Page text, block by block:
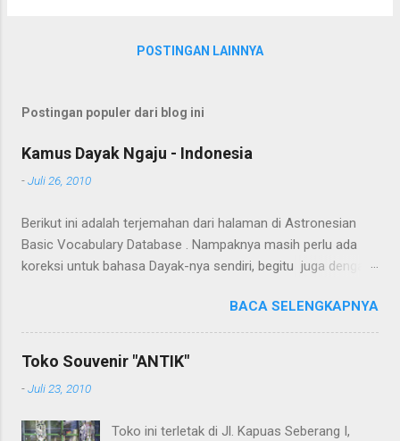
POSTINGAN LAINNYA
Postingan populer dari blog ini
Kamus Dayak Ngaju - Indonesia
-Juli 26, 2010
Berikut ini adalah terjemahan dari halaman di Astronesian
Basic Vocabulary Database . Nampaknya masih perlu ada
koreksi untuk bahasa Dayak-nya sendiri, begitu juga dengan
Translate . Koreksi bahasa dibantu oleh Dra. Hernawaty,
M.Kes. Untuk koreksi dari halaman ini dapat diberikan pada
komentar. Upaya penerjemahan Kamus Bahasa Dayak -
Dayak Ngaju - Indonesia .
BACA SELENGKAPNYA
Toko Souvenir "ANTIK"
-Juli 23, 2010
Toko ini terletak di Jl. Kapuas Seberang I,